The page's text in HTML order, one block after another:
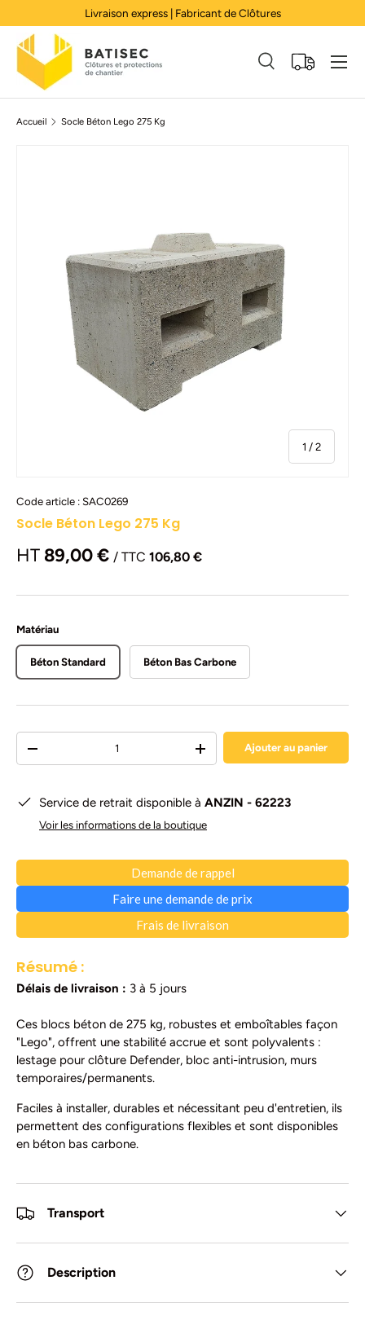
Aller au contenu
Livraison express | Fabricant de Clôtures
Recherche
RecherchePanier
Menu
Accueil Socle Béton Lego 275 Kg
1 /de
2
Code article :SAC0269
Socle Béton Lego 275 Kg
HT 89,00 € / TTC 106,80 €
Matériau
Béton Standard Béton Bas Carbone
-
+ Ajouter au panier
Service de retrait disponible à ANZIN - 62223
Voir les informations de la boutique
Demande de rappel
Faire une demande de prix
Frais de livraison
Résumé :
Délais de livraison : 3 à 5 jours
Ces blocs béton de 275 kg, robustes et emboîtables façon
"Lego", offrent une stabilité accrue et sont polyvalents :
lestage pour clôture Defender, bloc anti-intrusion, murs
temporaires/permanents.
Faciles à installer, durables et nécessitant peu d'entretien, ils
permettent des configurations flexibles et sont disponibles
en béton bas carbone.
Transport
Description